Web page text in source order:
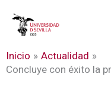
Inicio
Actualidad
Concluye con éxito la